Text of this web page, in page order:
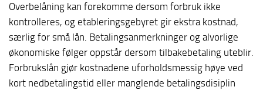
Overbelåning kan forekomme dersom forbruk ikke
kontrolleres, og etableringsgebyret gir ekstra kostnad,
særlig for små lån. Betalingsanmerkninger og alvorlige
økonomiske følger oppstår dersom tilbakebetaling uteblir.
Forbrukslån gjør kostnadene uforholdsmessig høye ved
kort nedbetalingstid eller manglende betalingsdisiplin